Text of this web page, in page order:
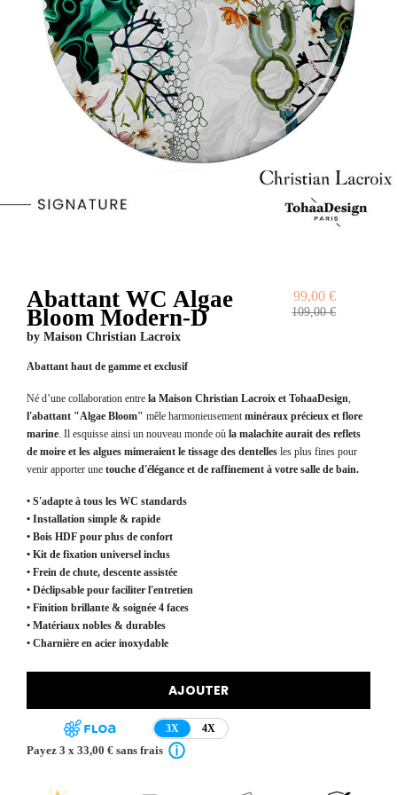
Abattant WC Algae
Bloom Modern-D
by Maison Christian Lacroix
99,00 €
109,00 €
Abattant haut de gamme et exclusif
Né d’une collaboration entre la Maison Christian Lacroix et TohaaDesign,
l'abattant "Algae Bloom" mêle harmonieusementminéraux précieux et flore
marine. Il esquisse ainsi un nouveau monde où la malachite aurait des reflets
de moire et les algues mimeraient le tissage des dentelles les plus fines pour
venir apporter une touche d'élégance et de raffinement à votre salle de bain.
• S'adapte à tous les WC standards
• Installation simple & rapide
• Bois HDF pour plus de confort
• Kit de fixation universel inclus
• Frein de chute, descente assistée
• Déclipsable pour faciliter l'entretien
• Finition brillante & soignée 4 faces
• Matériaux nobles & durables
• Charnière en acier inoxydable
AJOUTER
3X 4X
Payez 3 x 33,00 € sans frais